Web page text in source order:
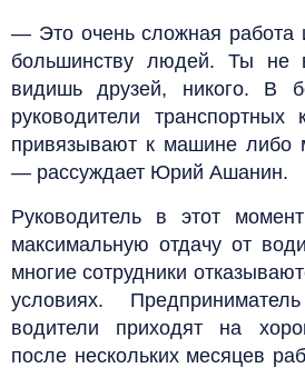
— Это очень сложная работа
большинству людей. Ты не
видишь друзей, никого. В
руководители транспортных
привязывают к машине либо
— рассуждает Юрий Ашанин.
Руководитель в этот
максимальную отдачу от
многие сотрудники
условиях.
водители приходят на
после нескольких месяцев